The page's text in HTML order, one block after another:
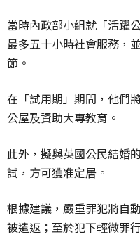
當時內政部小組就「活躍
最多五十小時社會服務，
節。
在「試用期」期間，他們
公屋及資助大專教育。
此外，擬與英國公民結婚
試，方可獲准定居。
根據建議，嚴重罪犯將自
被遣返；至於犯下輕微罪